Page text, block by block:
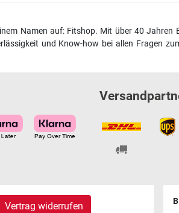
Namen auf: Fitshop. Mit über 40
und Know-how bei allen Fragen
Vertrag widerrufen